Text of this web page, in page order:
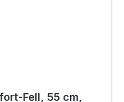
Fell, 55 cm,